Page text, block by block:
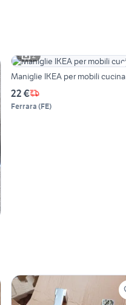
2
Maniglie IKEA per mobili cucina
22 €
Ferrara (FE)